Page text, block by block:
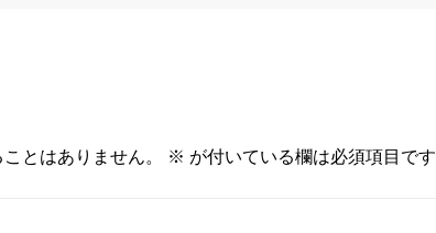
とはありません。 ※ が付いている欄は必須項目です